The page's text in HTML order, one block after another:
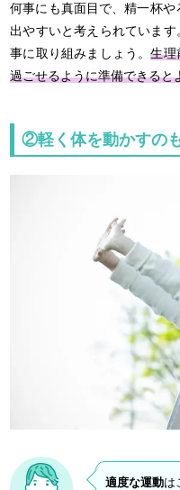
何事にも真面目で、精一杯
出やすいと考えられていま
事に取り組みましょう。生理
過ごせるように準備できると
②軽く体を動かすの
適度な運動は